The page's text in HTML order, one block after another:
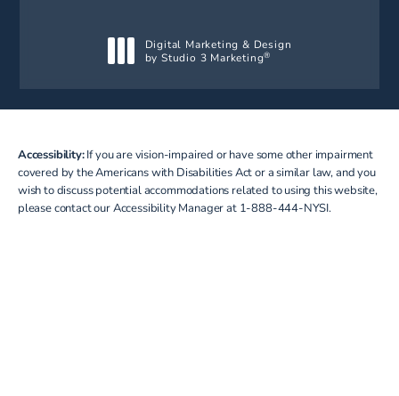
Digital Marketing & Design
by Studio 3 Marketing®
Accessibility:If you are vision-impaired or have some other impairment
covered by the Americans with Disabilities Act or a similar law, and you
wish to discuss potential accommodations related to using this website,
please contact our Accessibility Manager at 1-888-444-NYSI.